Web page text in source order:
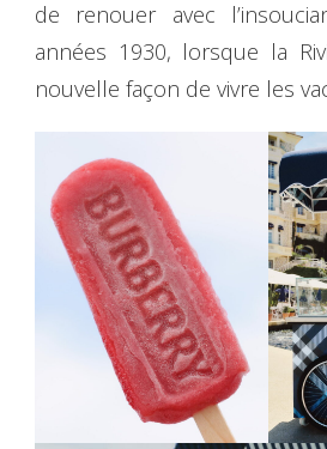
de renouer avec
années 1930, lorsque la
nouvelle façon de vivre les